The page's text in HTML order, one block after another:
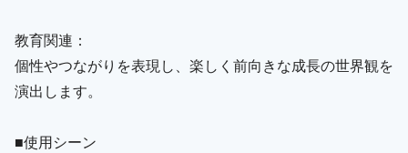
教育関連：
個性やつながりを表現し、楽しく前向きな成長の世界観を
演出します。
■使用シーン